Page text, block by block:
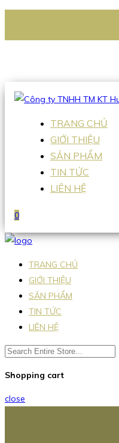
Hotline:0938 336 079
TRANG CHỦ
GIỚI THIỆU
SẢN PHẨM
TIN TỨC
LIÊN HỆ
0
TRANG CHỦ
GIỚI THIỆU
SẢN PHẨM
TIN TỨC
LIÊN HỆ
Shopping cart
close